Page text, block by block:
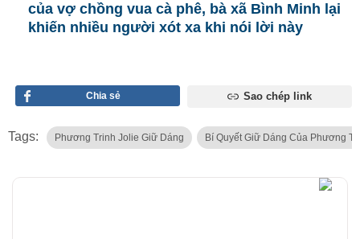
của vợ chồng vua cà phê, bà xã Bình Minh lại
khiến nhiều người xót xa khi nói lời này
Chia sẻ Sao chép link
Tags: Phương Trinh Jolie Giữ Dáng Bí Quyết Giữ Dáng Của Phương